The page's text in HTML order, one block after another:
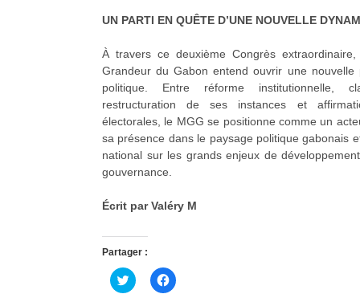
UN PARTI EN QUÊTE D’UNE NOUVELLE
À travers ce deuxième Congrès
Grandeur du Gabon entend ouvrir une nouvelle
politique. Entre réforme institutionnelle,
restructuration de ses instances et
électorales, le MGG se positionne comme un
sa présence dans le paysage politique gabonais
national sur les grands enjeux de
gouvernance.
Écrit par Valéry M
Partager :
C
l
C
l